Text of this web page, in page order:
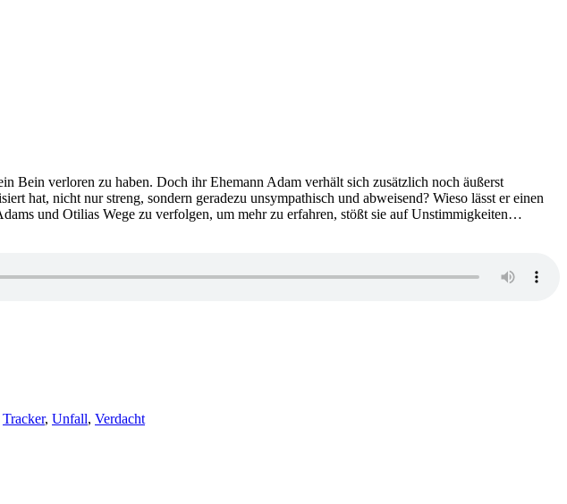
Bein verloren zu haben. Doch ihr Ehemann Adam verhält sich zusätzlich noch äußerst
hat, nicht nur streng, sondern geradezu unsympathisch und abweisend? Wieso lässt er einen
und Otilias Wege zu verfolgen, um mehr zu erfahren, stößt sie auf Unstimmigkeiten…
Tracker, Unfall, Verdacht